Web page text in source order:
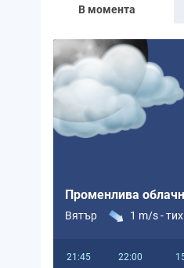
В момента
Променлива
Вятър 1 m/s -тих
21:45 22:00